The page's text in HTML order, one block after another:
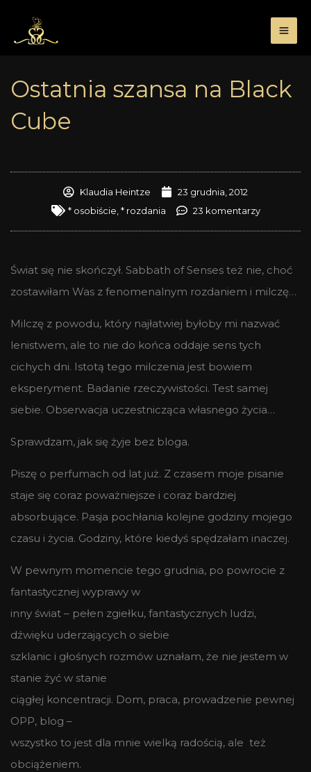
treści
Ostatnia szansa na Black
Cube
Klaudia Heintze
23 grudnia, 2012
* osobiście * rozdania 23 komentarzy
Świat się nie skończył. Sabbath of Senses też nie, choć
zostawiłam Was z fenomenalnym rozdaniem i milczę…
Milczę z powodu, który najłatwiej byłoby mi nazwać
lenistwem, ale to nie do końca oddaje sens tych
cichych dni. Istotą tego milczenia jest bowiem
eksperyment. Badanie rzeczywistości. Test samej
siebie. Obserwacja uczestnicząca własnego życia…
Sprawdzam, jak się żyje bez bloga.
Piszę o perfumach od lat już. Z czasem moje pisanie
staje się coraz poważniejsze i coraz bardziej
absorbujące. Pasja pochłania kolejne godziny mojego
czasu i życia. Godziny, które kiedyś spędzałam inaczej.
W pewnym momencie tego grudnia, po powrocie z
fantastycznej wyprawy w
inny świat – pełen zgiełku, fantastycznych ludzi,
dźwięku uderzających o siebie
szklanic i głośnych rozmów uznałam, że nie jestem w
stanie żyć w stanie
ciągłej koncentracji. Dom, praca, prowadzenie pewnej
OPP, blog –
wszystko to jest dla mnie wielką radością, ale też
obciążeniem.